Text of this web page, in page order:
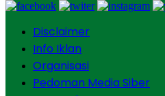
Disclaimer
Info Iklan
Organisasi
Pedoman Media Siber